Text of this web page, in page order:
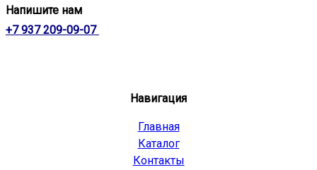
Напишите нам
+7 937 209-09-07
Навигация
Главная
Каталог
Контакты